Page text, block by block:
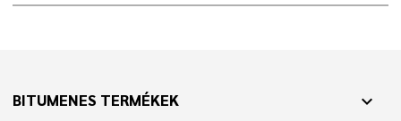
BITUMENES TERMÉKEK expand_more